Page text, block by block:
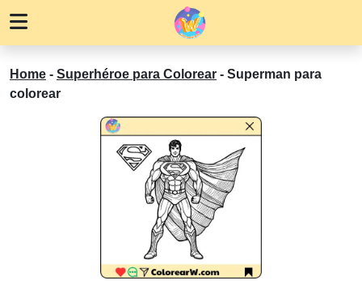
Home - Superhéroe para Colorear - Superman para
colorear